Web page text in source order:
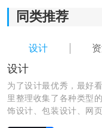
同类推荐
设计
设计
为了设计最优秀，最好
里整理收集了各种类型
饰设计、包装设计、网